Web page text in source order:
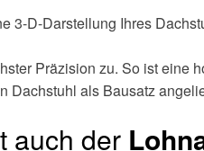
D-Darstellung Ihres
Präzision zu. So ist eine
Dachstuhl als Bausatz
auch der